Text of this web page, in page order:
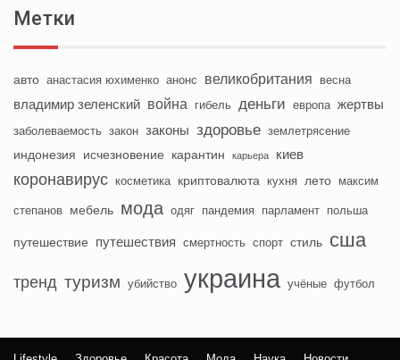
Метки
авто анастасия юхименко анонс великобритания весна
владимир зеленский война гибель деньги европа жертвы
заболеваемость закон законы здоровье землетрясение
индонезия исчезновение карантин карьера киев
коронавирус косметика криптовалюта кухня лето максим
степанов мебель мода одяг пандемия парламент польша
путешествие путешествия смертность спорт стиль сша
тренд туризм убийство украина учёные футбол